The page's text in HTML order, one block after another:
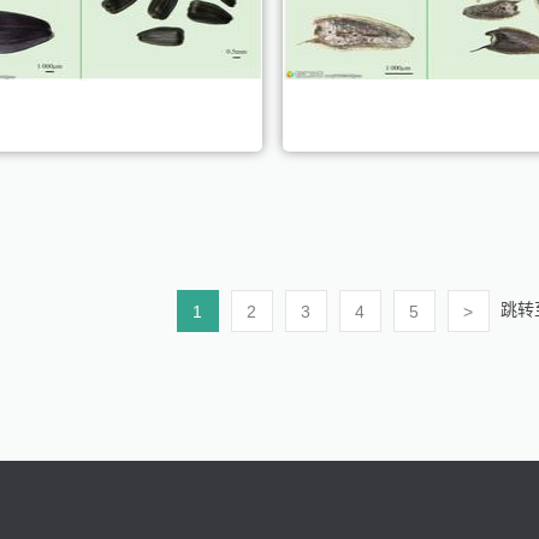
1 2 3 4 5 > 跳